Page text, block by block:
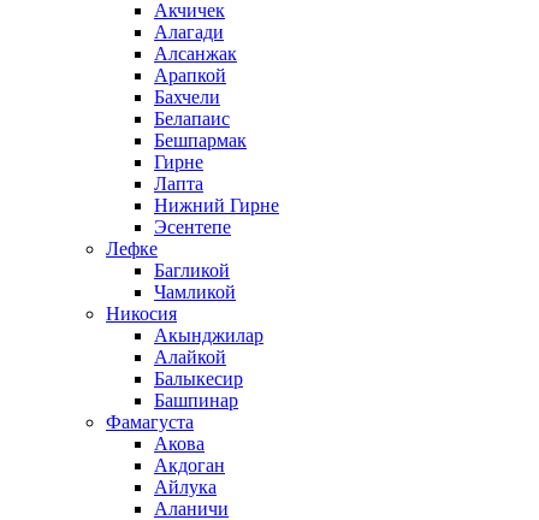
Акчичек
Алагади
Алсанжак
Арапкой
Бахчели
Белапаис
Бешпармак
Гирне
Лапта
Нижний Гирне
Эсентепе
Лефке
Багликой
Чамликой
Никосия
Акынджилар
Алайкой
Балыкесир
Башпинар
Фамагуста
Акова
Акдоган
Айлука
Аланичи